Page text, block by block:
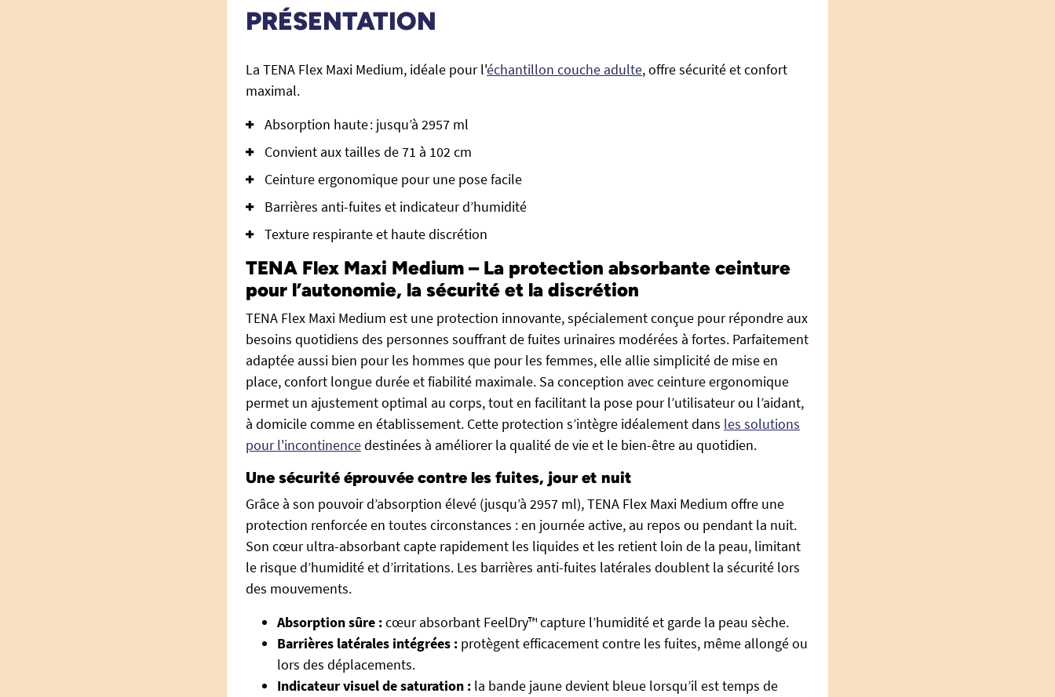
PRÉSENTATION
La TENA Flex Maxi Medium, idéale pour l'échantillon couche adulte, offre sécurité et confort
maximal.
Absorption haute : jusqu’à 2957 ml
Convient aux tailles de 71 à 102 cm
Ceinture ergonomique pour une pose facile
Barrières anti-fuites et indicateur d’humidité
Texture respirante et haute discrétion
TENA Flex Maxi Medium – La protection absorbante ceinture
pour l’autonomie, la sécurité et la discrétion
TENA Flex Maxi Medium est une protection innovante, spécialement conçue pour répondre aux
besoins quotidiens des personnes souffrant de fuites urinaires modérées à fortes. Parfaitement
adaptée aussi bien pour les hommes que pour les femmes, elle allie simplicité de mise en
place, confort longue durée et fiabilité maximale. Sa conception avec ceinture ergonomique
permet un ajustement optimal au corps, tout en facilitant la pose pour l’utilisateur ou l’aidant,
à domicile comme en établissement. Cette protection s’intègre idéalement dans les solutions
pour l'incontinencedestinées à améliorer la qualité de vie et le bien-être au quotidien.
Une sécurité éprouvée contre les fuites, jour et nuit
Grâce à son pouvoir d’absorption élevé (jusqu’à 2957 ml), TENA Flex Maxi Medium offre une
protection renforcée en toutes circonstances : en journée active, au repos ou pendant la nuit.
Son cœur ultra-absorbant capte rapidement les liquides et les retient loin de la peau, limitant
le risque d’humidité et d’irritations. Les barrières anti-fuites latérales doublent la sécurité lors
des mouvements.
Absorption sûre :cœur absorbant FeelDry™ capture l’humidité et garde la peau sèche.
Barrières latérales intégrées : protègent efficacement contre les fuites, même allongé ou
lors des déplacements.
Indicateur visuel de saturation : la bande jaune devient bleue lorsqu’il est temps de